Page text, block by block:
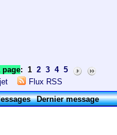
page: 1 2 3 4 5
Flux RSS
Dernier message